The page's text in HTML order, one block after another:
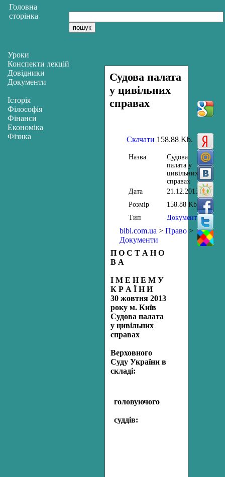
Судова палата
у цивільних
справах
Скачати 158.88 Kb.
Назва
Судова
палата у
цивільних
справах
Дата
21.12.2013
Розмір
158.88 Kb.
Тип
Документи
bibl.com.ua > Право >
Документи
П О С Т А Н О
В А
І М Е Н Е М У
К Р А Ї Н И
30 жовтня 2013
року м. Київ
Судова палата
у цивільних
справах
Верховного
Суду України в
складі:
головуючого
суддів:
Уроки
Конспекти лекцій
Довідники
Документи
Історія
Філософія
Фінанси
Економіка
Фізика
Головна
сторінка